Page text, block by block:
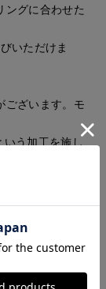
ングに合わせた
いただけま
ございます。モ
う加工を施し
職人が拭き取
個体差がござ